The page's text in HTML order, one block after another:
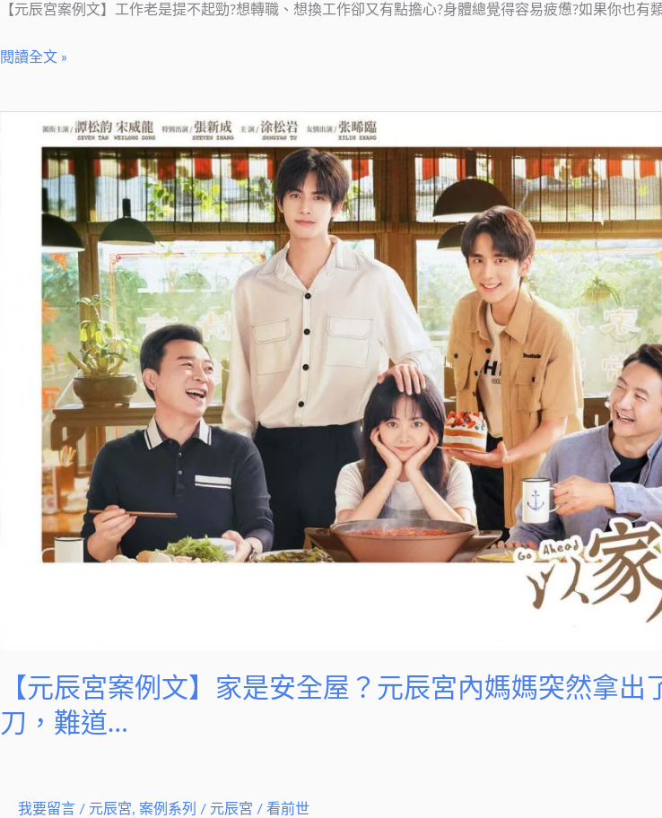
【元辰宮案例文】工作老是提不起勁?想轉職、想換工作卻又有點擔心?身體總覺得容易疲憊?如果你也有
應
行
閱讀全文 »
【元辰宮案例文】家是安全屋？元辰宮內媽媽突然拿出
刀，難道…
我要留言 / 元辰宮, 案例系列 / 元辰宮 / 看前世
把